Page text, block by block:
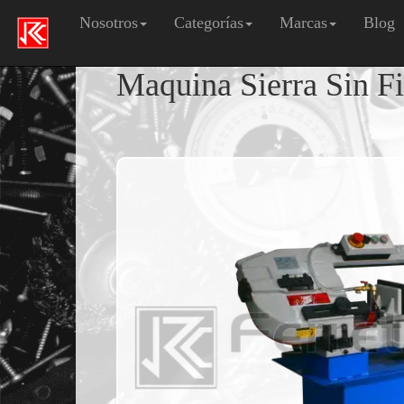
Nosotros Categorías Marcas Blog
Maquina Sierra Sin